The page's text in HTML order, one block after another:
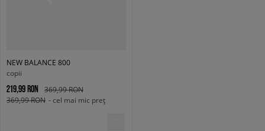
NEW BALANCE 800
copii
219,99 RON
369,99 RON
369,99 RON - cel mai mic preț